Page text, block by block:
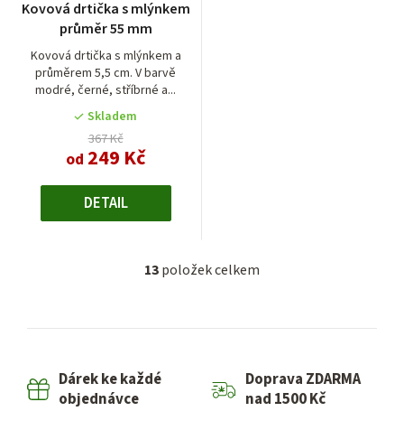
Kovová drtička s mlýnkem
průměr 55 mm
Kovová drtička s mlýnkem a
průměrem 5,5 cm. V barvě
modré, černé, stříbrné a...
hodnocení
produktu
je
4,7
z
5
hvězdiček.
Skladem
367 Kč
od 249 Kč
DETAIL
O
l
13položek celkem
Dárek ke každé
objednávce
Doprava ZDARMA
nad 1500 Kč